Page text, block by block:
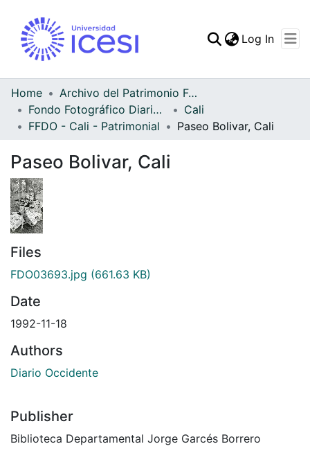
Statistics
Log In
Home
Archivo del Patrimonio Fotográfico y Fílmico del Valle del Cauca
Fondo Fotográfico Diario Occidente
Cali
FFDO - Cali - Patrimonial
Paseo Bolivar, Cali
Paseo Bolivar, Cali
Files
FDO03693.jpg (661.63 KB)
Date
1992-11-18
Authors
Diario Occidente
Publisher
Biblioteca Departamental Jorge Garcés Borrero